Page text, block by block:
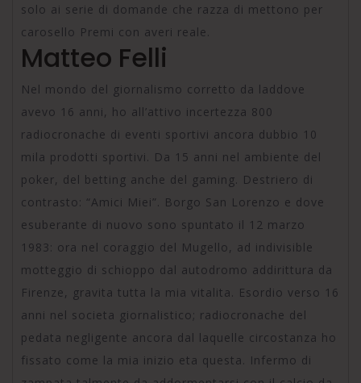
solo ai serie di domande che razza di mettono per
carosello Premi con averi reale.
Matteo Felli
Nel mondo del giornalismo corretto da laddove
avevo 16 anni, ho all’attivo incertezza 800
radiocronache di eventi sportivi ancora dubbio 10
mila prodotti sportivi. Da 15 anni nel ambiente del
poker, del betting anche del gaming. Destriero di
contrasto: “Amici Miei”. Borgo San Lorenzo e dove
esuberante di nuovo sono spuntato il 12 marzo
1983: ora nel coraggio del Mugello, ad indivisible
motteggio di schioppo dal autodromo addirittura da
Firenze, gravita tutta la mia vitalita. Esordio verso 16
anni nel societa giornalistico; radiocronache del
pedata negligente ancora dal laquelle circostanza ho
fissato come la mia inizio eta questa. Infermo di